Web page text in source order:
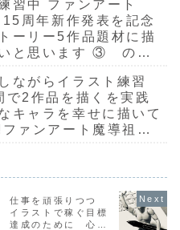
習中 ファンアート
周年新作発表を記念
ーリー5作品題材に描
と思います ③ のっ
ながらイラスト練習
で2作品を描くを実践
キャラを幸せに描いて
ァンアート魔導祖
仕事を頑張りつつ
イラストで稼ぐ目標
達成のために 心掛